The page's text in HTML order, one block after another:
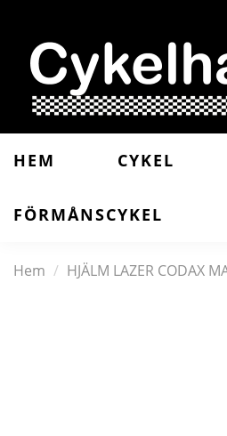
HEM CYKEL
FÖRMÅNSCYKEL
Hem HJÄLM LAZER CODAX